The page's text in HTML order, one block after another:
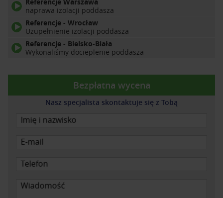
naprawa izolacji poddasza
Referencje - Wrocław
Uzupełnienie izolacji poddasza
Referencje - Bielsko-Biała
Wykonaliśmy docieplenie poddasza
Bezpłatna wycena
Nasz specjalista skontaktuje się z Tobą
Imię i nazwisko
E-mail
Telefon
Wiadomość